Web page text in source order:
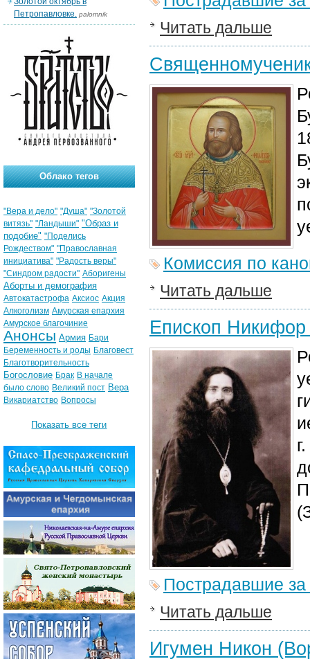
Читать дальше
Комиссия по
Читать дальше
Епископ
Пострадавшие за
Читать дальше
Игумен Никон
Петропавловке. palomnik
Облако тегов
"Вера и дело" "Душа" "Золотой
витязь" "Ландыши" "Образ и
подобие" "Поделись
Рождеством" "Православная
инициатива" "Радость веры"
"Синдром радости" Аборигены
Аборты и демография
Автокатастрофа Аксиос Акция
Алкоголизм Амурская епархия
Амурское благочиние
Анонсы Армия Бари
Беременность и роды Благовест
Благотворительность
Богословие Брак В начале
было слово Великий пост Вера
Викариатство Вопросы
Показать все теги